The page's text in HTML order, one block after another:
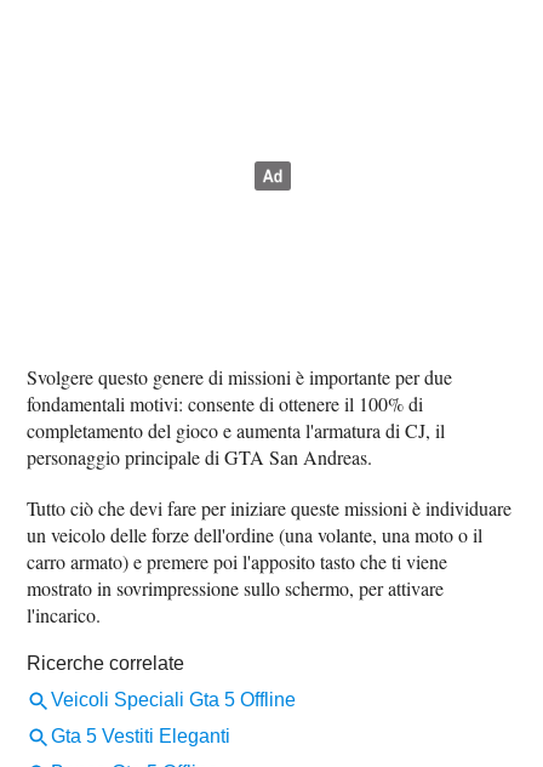
Svolgere questo genere di missioni è importante per due
fondamentali motivi: consente di ottenere il 100% di
completamento del gioco e aumenta l'armatura di CJ, il
personaggio principale di GTA San Andreas.
Tutto ciò che devi fare per iniziare queste missioni è individuare
un veicolo delle forze dell'ordine (una volante, una moto o il
carro armato) e premere poi l'apposito tasto che ti viene
mostrato in sovrimpressione sullo schermo, per attivare
l'incarico.